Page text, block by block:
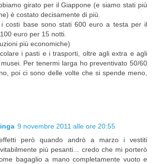
girato per il Giappone (e siamo stati più
è costato decisamente di più.
i costi base sono stati 600 euro a testa per il
euro per 15 notti.
più economiche)
i pasti e i trasporti, oltre agli extra e agli
Per tenermi larga ho preventivato 50/60
poi ci sono delle volte che si spende meno,
9 novembre 2011 alle ore 20:55
però quando andrò a marzo i vestiti
più pesanti... credo che mi porterò
bagaglio a mano completamente vuoto e